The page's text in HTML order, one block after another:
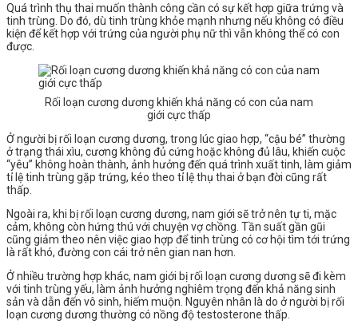
Quá trình thụ thai muốn thành công cần có sự kết hợp giữa trứng và
tinh trùng. Do đó, dù tinh trùng khỏe mạnh nhưng nếu không có điều
kiện để kết hợp với trứng của người phụ nữ thì vẫn không thể có con
được.
Rối loạn cương dương khiến khả năng có con của nam
giới cực thấp
Ở người bị rối loạn cương dương, trong lúc giao hợp, “cậu bé” thường
ở trạng thái xìu, cương không đủ cứng hoặc không đủ lâu, khiến cuộc
“yêu” không hoàn thành, ảnh hưởng đến quá trình xuất tinh, làm giảm
tỉ lệ tinh trùng gặp trứng, kéo theo tỉ lệ thụ thai ở bạn đời cũng rất
thấp.
Ngoài ra, khi bị rối loạn cương dương, nam giới sẽ trở nên tự ti, mặc
cảm, không còn hứng thú với chuyện vợ chồng. Tần suất gần gũi
cũng giảm theo nên việc giao hợp để tinh trùng có cơ hội tìm tới trứng
là rất khó, đường con cái trở nên gian nan hơn.
Ở nhiều trường hợp khác, nam giới bị rối loạn cương dương sẽ đi kèm
với tinh trùng yếu, làm ảnh hưởng nghiêm trọng đến khả năng sinh
sản và dẫn đến vô sinh, hiếm muộn. Nguyên nhân là do ở người bị rối
loạn cương dương thường có nồng độ testosterone thấp.